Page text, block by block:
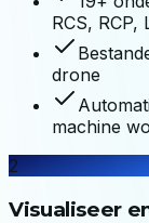
RCS, RCP,
drone
machine
2
Visualiseer